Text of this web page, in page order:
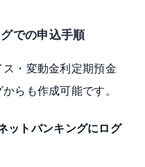
での申込手順
・変動金利定期預金
らも作成可能です。
ットバンキングにログ